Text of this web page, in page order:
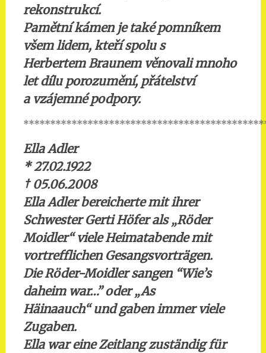
rekonstrukcí.
Pamětní kámen je také pomníkem
všem lidem, kteří spolu s
Herbertem Braunem věnovali mnoho
let dílu porozumění, přátelství
a vzájemné podpory.
Ella Adler
* 27.02.1922
† 05.06.2008
Ella Adler bereicherte mit ihrer
Schwester Gerti Höfer als „Röder
Moidler“ viele Heimatabende mit
vortrefflichen Gesangsvorträgen.
Die Röder-Moidler sangen “Wie’s
daheim war…” oder „As
Häinaauch“ und gaben immer viele
Zugaben.
Ella war eine Zeitlang zuständig für